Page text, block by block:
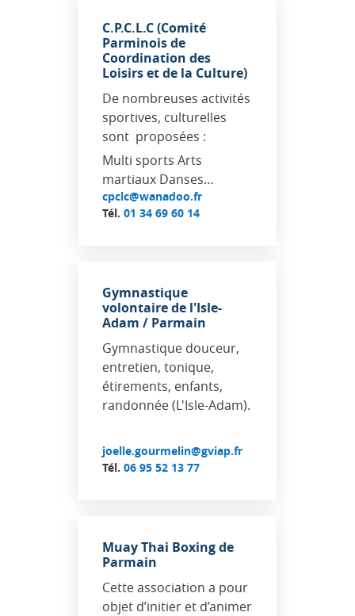
C.P.C.L.C (Comité
Parminois de
Coordination des
Loisirs et de la Culture)
De nombreuses activités
sportives, culturelles
sont proposées :
Multi sports Arts
martiaux Danses…
cpclc@wanadoo.fr
Tél. 01 34 69 60 14
Gymnastique
volontaire de l'Isle-
Adam / Parmain
Gymnastique douceur,
entretien, tonique,
étirements, enfants,
randonnée (L'Isle-Adam).
joelle.gourmelin@gviap.fr
Tél. 06 95 52 13 77
Muay Thai Boxing de
Parmain
Cette association a pour
objet d’initier et d’animer